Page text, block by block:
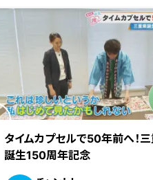
タイムカプセルで50年前へ！
誕生150周年記念